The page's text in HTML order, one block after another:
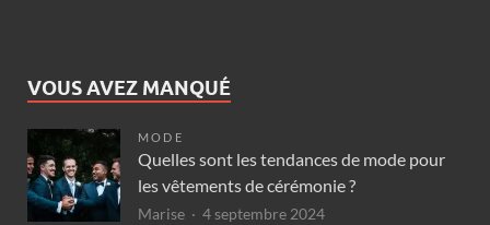
VOUS AVEZ MANQUÉ
MODE
Quelles sont les tendances de mode pour
les vêtements de cérémonie ?
Marise
4 septembre 2024